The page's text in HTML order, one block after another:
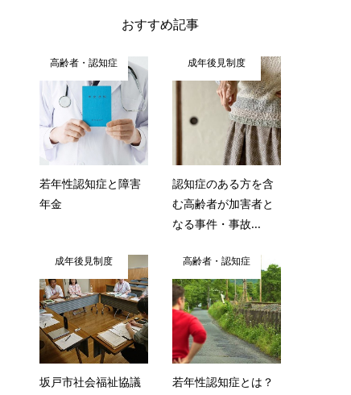
おすすめ記事
高齢者・認知症
若年性認知症と障害
年金
成年後見制度
認知症のある方を含
む高齢者が加害者と
なる事件・事故...
成年後見制度
坂戸市社会福祉協議
高齢者・認知症
若年性認知症とは？